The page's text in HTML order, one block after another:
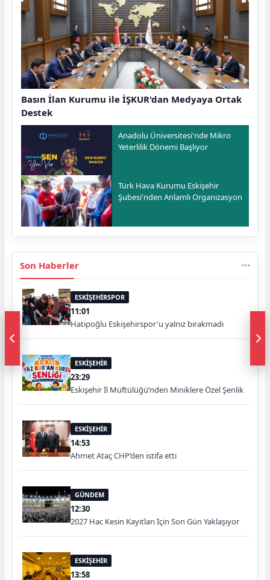
Basın İlan Kurumu ile İŞKUR'dan Medyaya Ortak
Destek
Anadolu Üniversitesi'nde Mikro
Yeterlilik Dönemi Başlıyor
Türk Hava Kurumu Eskişehir
Şubesi'nden Anlamlı Organizasyon
Son Haberler
ESKİŞEHİRSPOR
11:01
Hatipoğlu Eskişehirspor'u yalnız bırakmadı
ESKİŞEHİR
23:29
Eskişehir İl Müftülüğü’nden Miniklere Özel Şenlik
ESKİŞEHİR
14:53
Ahmet Ataç CHP’den istifa etti
GÜNDEM
12:30
2027 Hac Kesin Kayıtları İçin Son Gün Yaklaşıyor
ESKİŞEHİR
13:58